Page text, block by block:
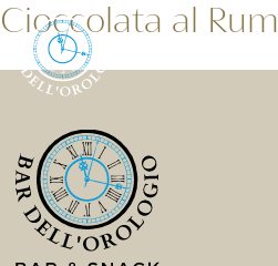
Cioccolata al Rum